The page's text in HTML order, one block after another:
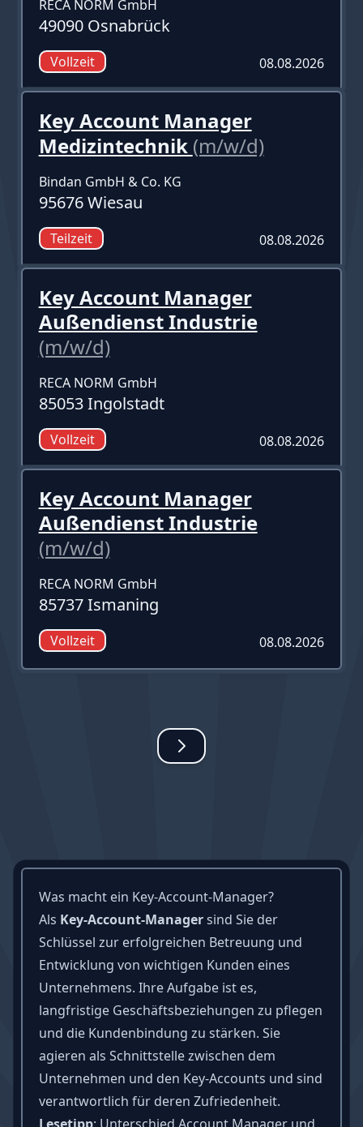
RECA NORM GmbH
49090 Osnabrück
Vollzeit 08.08.2026
Key Account Manager
Medizintechnik (m/w/d)
Bindan GmbH & Co. KG
95676 Wiesau
Teilzeit 08.08.2026
Key Account Manager
Außendienst Industrie
(m/w/d)
RECA NORM GmbH
85053 Ingolstadt
Vollzeit 08.08.2026
Key Account Manager
Außendienst Industrie
(m/w/d)
RECA NORM GmbH
85737 Ismaning
Vollzeit 08.08.2026
Was macht ein Key-Account-Manager?
Als Key-Account-Managersind Sie der
Schlüssel zur erfolgreichen Betreuung und
Entwicklung von wichtigen Kunden eines
Unternehmens. Ihre Aufgabe ist es,
langfristige Geschäftsbeziehungen zu pflegen
und die Kundenbindung zu stärken. Sie
agieren als Schnittstelle zwischen dem
Unternehmen und den Key-Accounts und sind
verantwortlich für deren Zufriedenheit.